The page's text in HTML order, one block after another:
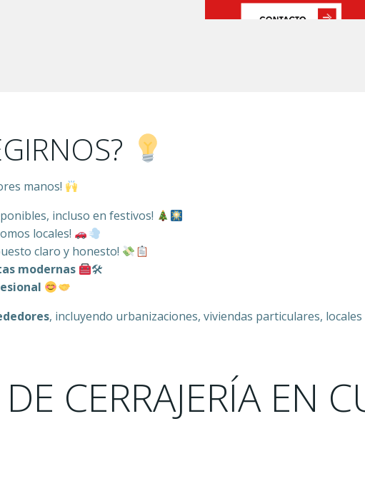
manos!
incluso en festivos!
locales!
claro y honesto!
modernas
🛠
, incluyendo urbanizaciones, viviendas particulares,
CERRAJERÍA EN